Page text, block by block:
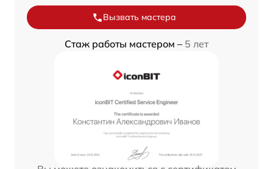
Вызвать мастера
Стаж работы мастером – 5 лет